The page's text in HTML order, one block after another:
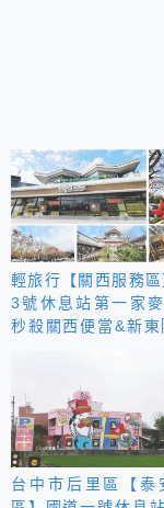
輕旅行【關西服務
3號休息站第一家麥
秒殺關西便當&新東
台中市后里區【泰